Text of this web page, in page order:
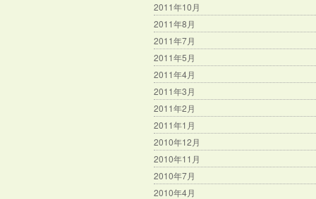
2011年10月
2011年8月
2011年7月
2011年5月
2011年4月
2011年3月
2011年2月
2011年1月
2010年12月
2010年11月
2010年7月
2010年4月